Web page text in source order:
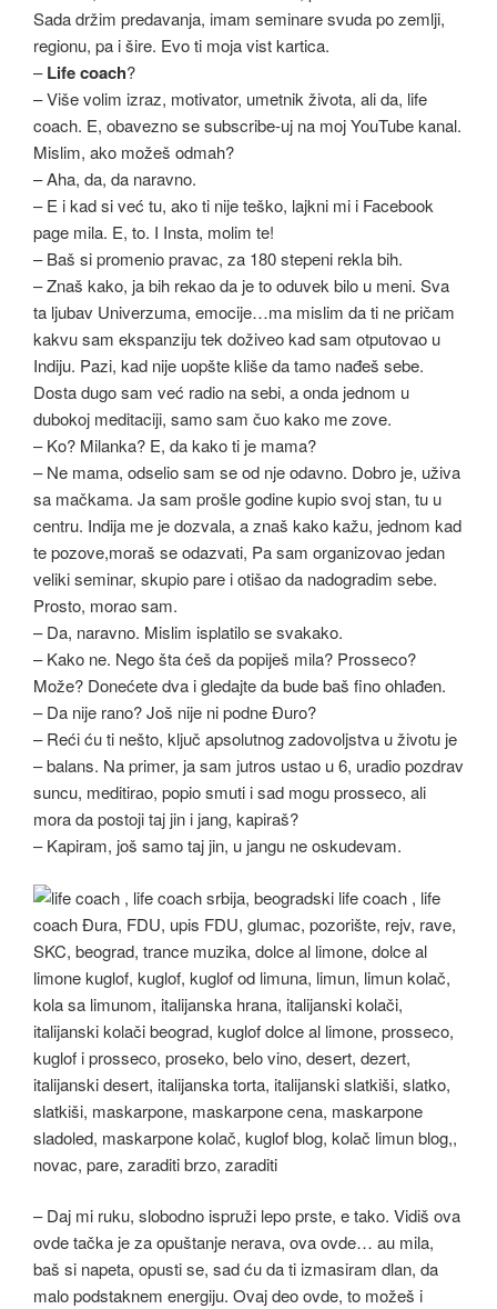
Sada držim predavanja, imam seminare svuda po zemlji,
regionu, pa i šire. Evo ti moja vist kartica.
–Life coach?
– Više volim izraz, motivator, umetnik života, ali da, life
coach. E, obavezno se subscribe-uj na moj YouTube kanal.
Mislim, ako možeš odmah?
– Aha, da, da naravno.
– E i kad si već tu, ako ti nije teško, lajkni mi i Facebook
page mila. E, to. I Insta, molim te!
– Baš si promenio pravac, za 180 stepeni rekla bih.
– Znaš kako, ja bih rekao da je to oduvek bilo u meni. Sva
ta ljubav Univerzuma, emocije…ma mislim da ti ne pričam
kakvu sam ekspanziju tek doživeo kad sam otputovao u
Indiju. Pazi, kad nije uopšte kliše da tamo nađeš sebe.
Dosta dugo sam već radio na sebi, a onda jednom u
dubokoj meditaciji, samo sam čuo kako me zove.
– Ko? Milanka? E, da kako ti je mama?
– Ne mama, odselio sam se od nje odavno. Dobro je, uživa
sa mačkama. Ja sam prošle godine kupio svoj stan, tu u
centru. Indija me je dozvala, a znaš kako kažu, jednom kad
te pozove,moraš se odazvati, Pa sam organizovao jedan
veliki seminar, skupio pare i otišao da nadogradim sebe.
Prosto, morao sam.
– Da, naravno. Mislim isplatilo se svakako.
– Kako ne. Nego šta ćeš da popiješ mila? Prosseco?
Može? Donećete dva i gledajte da bude baš fino ohlađen.
– Da nije rano? Još nije ni podne Đuro?
– Reći ću ti nešto, ključ apsolutnog zadovoljstva u životu je
– balans. Na primer, ja sam jutros ustao u 6, uradio pozdrav
suncu, meditirao, popio smuti i sad mogu prosseco, ali
mora da postoji taj jin i jang, kapiraš?
– Kapiram, još samo taj jin, u jangu ne oskudevam.
– Daj mi ruku, slobodno ispruži lepo prste, e tako. Vidiš ova
ovde tačka je za opuštanje nerava, ova ovde… au mila,
baš si napeta, opusti se, sad ću da ti izmasiram dlan, da
malo podstaknem energiju. Ovaj deo ovde, to možeš i